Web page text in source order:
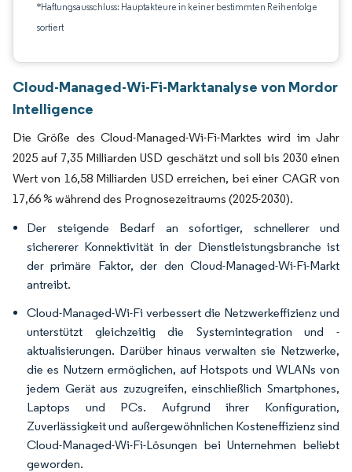
*Haftungsausschluss: Hauptakteure in keiner bestimmten Reihenfolge
sortiert
Cloud-Managed-Wi-Fi-Marktanalyse von Mordor
Intelligence
Die Größe des Cloud-Managed-Wi-Fi-Marktes wird im Jahr
2025 auf 7,35 Milliarden USD geschätzt und soll bis 2030 einen
Wert von 16,58 Milliarden USD erreichen, bei einer CAGR von
17,66 % während des Prognosezeitraums (2025-2030).
Der steigende Bedarf an sofortiger, schnellerer und
sichererer Konnektivität in der Dienstleistungsbranche ist
der primäre Faktor, der den Cloud-Managed-Wi-Fi-Markt
antreibt.
Cloud-Managed-Wi-Fi verbessert die Netzwerkeffizienz und
unterstützt gleichzeitig die Systemintegration und -
aktualisierungen. Darüber hinaus verwalten sie Netzwerke,
die es Nutzern ermöglichen, auf Hotspots und WLANs von
jedem Gerät aus zuzugreifen, einschließlich Smartphones,
Laptops und PCs. Aufgrund ihrer Konfiguration,
Zuverlässigkeit und außergewöhnlichen Kosteneffizienz sind
Cloud-Managed-Wi-Fi-Lösungen bei Unternehmen beliebt
geworden.